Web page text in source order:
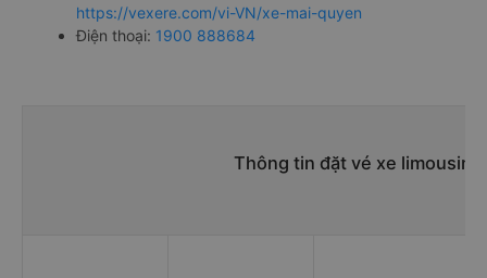
https://vexere.com/vi-VN/xe-mai-quyen
Điện thoại: 1900 888684
Thông tin đặt vé xe